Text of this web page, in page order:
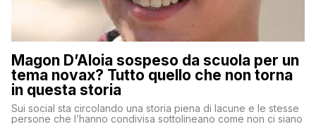
Magon D’Aloia sospeso da scuola per un
tema novax? Tutto quello che non torna
in questa storia
Sui social sta circolando una storia piena di lacune e le stesse
persone che l’hanno condivisa sottolineano come non ci siano